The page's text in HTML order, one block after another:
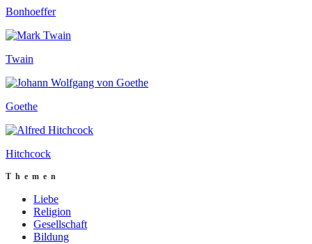
Bonhoeffer
Twain
Goethe
Hitchcock
Themen
Liebe
Religion
Gesellschaft
Bildung